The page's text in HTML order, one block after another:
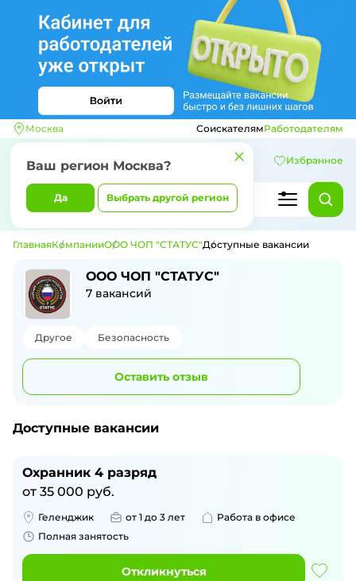
Москва
Ваш регион Москва?
Да Выбрать другой регион
СоискателямРаботодателям
Избранное
ГлавнаяКомпанииООО ЧОП "СТАТУС"Доступные вакансии
Доступные вакансии компании ООО
ООО ЧОП "СТАТУС"
7 вакансий
Другое Безопасность
Оставить отзыв
Доступные вакансии
Охранник 4 разряд
от 35 000 руб.
Геленджик от 1 до 3 лет
Работа в офисе
Полная занятость
Откликнуться